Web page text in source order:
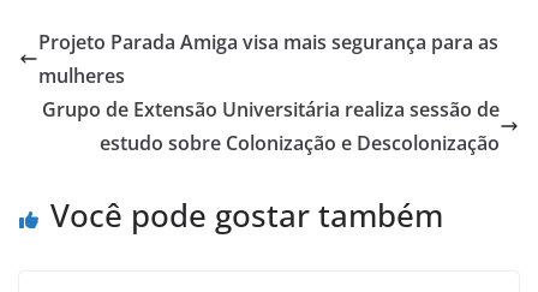
Projeto Parada Amiga visa mais segurança para as
mulheres
Grupo de Extensão Universitária realiza sessão de
estudo sobre Colonização e Descolonização
Você pode gostar também